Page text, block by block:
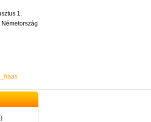
1.
Németország